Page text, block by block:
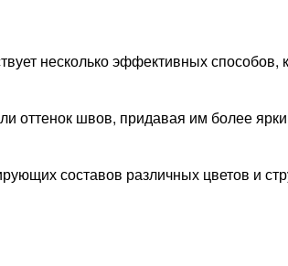
несколько эффективных способов,
оттенок швов, придавая им более
составов различных цветов и